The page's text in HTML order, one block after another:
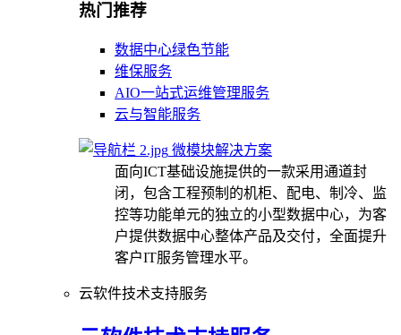
热门推荐
数据中心绿色节能
维保服务
AIO一站式运维管理服务
云与智能服务
微模块解决方案
面向ICT基础设施提供的一款采用通道封
闭，包含工程预制的机柜、配电、制冷、监
控等功能单元的独立的小型数据中心，为客
户提供数据中心整体产品及交付，全面提升
客户IT服务管理水平。
云软件技术支持服务